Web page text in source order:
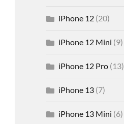
iPhone 12(20)
iPhone 12 Mini (9)
iPhone 12 Pro(13)
iPhone 13(7)
iPhone 13 Mini (6)